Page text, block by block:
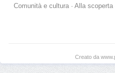
Comunità e cultura · Alla scoperta
Creato da